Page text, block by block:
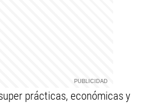
prácticas, económicas y